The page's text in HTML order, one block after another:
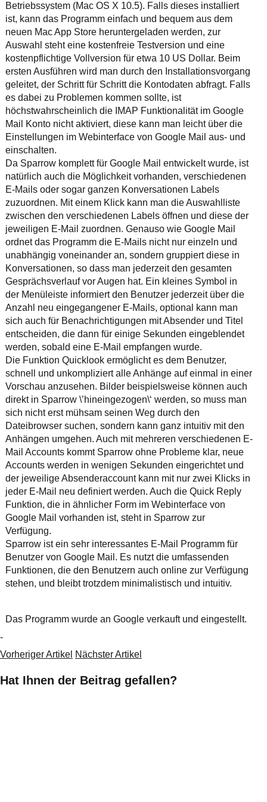
Betriebssystem (Mac OS X 10.5). Falls dieses installiert
ist, kann das Programm einfach und bequem aus dem
neuen Mac App Store heruntergeladen werden, zur
Auswahl steht eine kostenfreie Testversion und eine
kostenpflichtige Vollversion für etwa 10 US Dollar. Beim
ersten Ausführen wird man durch den Installationsvorgang
geleitet, der Schritt für Schritt die Kontodaten abfragt. Falls
es dabei zu Problemen kommen sollte, ist
höchstwahrscheinlich die IMAP Funktionalität im Google
Mail Konto nicht aktiviert, diese kann man leicht über die
Einstellungen im Webinterface von Google Mail aus- und
einschalten.
Da Sparrow komplett für Google Mail entwickelt wurde, ist
natürlich auch die Möglichkeit vorhanden, verschiedenen
E-Mails oder sogar ganzen Konversationen Labels
zuzuordnen. Mit einem Klick kann man die Auswahlliste
zwischen den verschiedenen Labels öffnen und diese der
jeweiligen E-Mail zuordnen. Genauso wie Google Mail
ordnet das Programm die E-Mails nicht nur einzeln und
unabhängig voneinander an, sondern gruppiert diese in
Konversationen, so dass man jederzeit den gesamten
Gesprächsverlauf vor Augen hat. Ein kleines Symbol in
der Menüleiste informiert den Benutzer jederzeit über die
Anzahl neu eingegangener E-Mails, optional kann man
sich auch für Benachrichtigungen mit Absender und Titel
entscheiden, die dann für einige Sekunden eingeblendet
werden, sobald eine E-Mail empfangen wurde.
Die Funktion Quicklook ermöglicht es dem Benutzer,
schnell und unkompliziert alle Anhänge auf einmal in einer
Vorschau anzusehen. Bilder beispielsweise können auch
direkt in Sparrow \’hineingezogen\‘ werden, so muss man
sich nicht erst mühsam seinen Weg durch den
Dateibrowser suchen, sondern kann ganz intuitiv mit den
Anhängen umgehen. Auch mit mehreren verschiedenen E-
Mail Accounts kommt Sparrow ohne Probleme klar, neue
Accounts werden in wenigen Sekunden eingerichtet und
der jeweilige Absenderaccount kann mit nur zwei Klicks in
jeder E-Mail neu definiert werden. Auch die Quick Reply
Funktion, die in ähnlicher Form im Webinterface von
Google Mail vorhanden ist, steht in Sparrow zur
Verfügung.
Sparrow ist ein sehr interessantes E-Mail Programm für
Benutzer von Google Mail. Es nutzt die umfassenden
Funktionen, die den Benutzern auch online zur Verfügung
stehen, und bleibt trotzdem minimalistisch und intuitiv.
Das Programm wurde an Google verkauft und eingestellt.
-
Vorheriger Artikel Nächster Artikel
Hat Ihnen der Beitrag gefallen?